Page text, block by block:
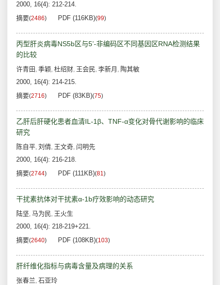
2000, 16(4): 212-214.
摘要(2486) PDF (116KB)(99)
丙型肝炎病毒NS5b区与5’-非编码区不同基因区RNA检测结果
的比较
许青田 , 季颖, 杜绍财, 王会民, 李新月 , 陶其敏
2000, 16(4): 214-215.
摘要(2716) PDF (83KB)(75)
乙肝后肝硬化患者血清IL-1β、TNF-α变化对骨代谢影响的临床
研究
陈自平, 刘倩, 王文奇, 闫明先
2000, 16(4): 216-218.
摘要(2744) PDF (111KB)(81)
干扰素抗体对干扰素α-1b疗效影响的动态研究
陆坚, 马为民, 王火生
2000, 16(4): 218-219+221.
摘要(2640) PDF (108KB)(103)
肝纤维化指标与病毒含量及病理的关系
张春兰, 石亚玲